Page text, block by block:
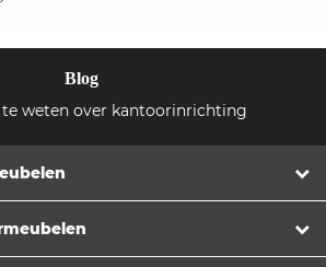
Blog
weten over kantoorinrichting